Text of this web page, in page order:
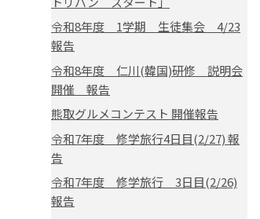
令和8年度 1学期 生徒集会 4/23
報告
令和8年度 仁川(韓国)研修 説明会
開催 報告
熊取グルメコンテスト 開催報告
令和7年度 修学旅行4日目(2/27) 報
告
令和7年度 修学旅行 3日目(2/26)
報告